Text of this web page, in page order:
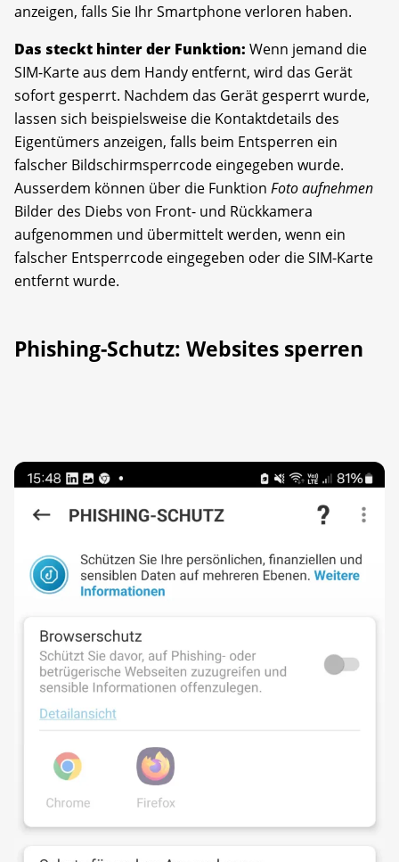
anzeigen, falls Sie Ihr Smartphone verloren haben.
Das steckt hinter der Funktion: Wenn jemand die
SIM-Karte aus dem Handy entfernt, wird das Gerät
sofort gesperrt. Nachdem das Gerät gesperrt wurde,
lassen sich beispielsweise die Kontaktdetails des
Eigentümers anzeigen, falls beim Entsperren ein
falscher Bildschirmsperrcode eingegeben wurde.
Ausserdem können über die Funktion Foto aufnehmen
Bilder des Diebs von Front- und Rück­kamera
aufgenommen und übermittelt werden, wenn ein
falscher Entsperrcode eingegeben oder die SIM-Karte
entfernt wurde.
Phishing-Schutz: Websites sperren